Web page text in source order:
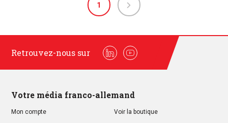
1
Retrouvez-nous sur
LinkedinYoutube
Votre média franco-allemand
Mon compte Voir la boutique